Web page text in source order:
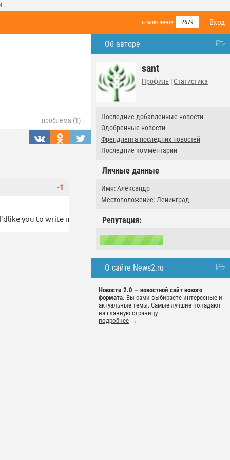
Вход
в мою ленту 2679
Об авторе
sant
Профиль | Статистика
Последние добавленные новости
Одобренные новости
Френдлента последних новостей
Последние комментарии
Личные данные
Имя: Александр
Местоположение: Ленинград
Репутация:
О сайте News2.ru
Новости 2.0 — новостной сайт нового
формата. Вы сами выбираете интересные и
актуальные темы. Самые лучшие попадают
на главную страницу.
подробнее →
проблема (1)
-1
you to write me on this ID( michelleabdel8@gmail.com